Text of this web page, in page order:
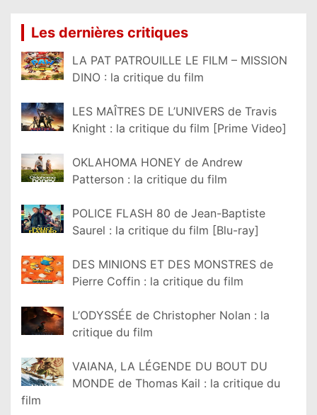
Les dernières critiques
LA PAT PATROUILLE LE FILM – MISSION
DINO : la critique du film
LES MAÎTRES DE L’UNIVERS de Travis
Knight : la critique du film [Prime Video]
OKLAHOMA HONEY de Andrew
Patterson : la critique du film
POLICE FLASH 80 de Jean-Baptiste
Saurel : la critique du film [Blu-ray]
DES MINIONS ET DES MONSTRES de
Pierre Coffin : la critique du film
L’ODYSSÉE de Christopher Nolan : la
critique du film
VAIANA, LA LÉGENDE DU BOUT DU
MONDE de Thomas Kail : la critique du
film